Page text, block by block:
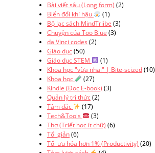
Bài viết sâu (Long form) (2)
Biến đổi khí hậu
(1)
Bộ lạc sách MindTriibe (3)
Chuyện của Too Blue (3)
da Vinci codes (2)
Giáo dục(50)
Giáo dục STEM
(1)
Khoa học "vừa nhai" | Bite-scized(10)
Khoa học
(27)
Kindle (Đọc E-book) (3)
Quản lý tri thức(2)
Tâm đắc
(17)
Tech&Tools
(3)
Thơ (Triết học ít chữ) (6)
Tối giản(6)
Tối ưu hóa hơn 1% (Productivity) (20)